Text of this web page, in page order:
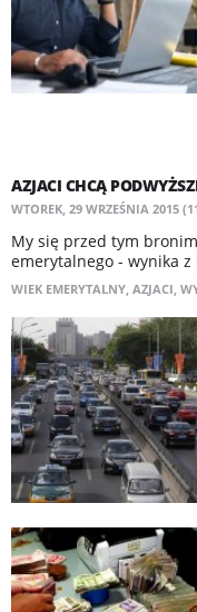
AZJACI CHCĄ
WTOREK, 29 WRZEŚNIA 2015
My się przed tym
emerytalnego - wynika
WIEK EMERYTALNY, AZJACI,